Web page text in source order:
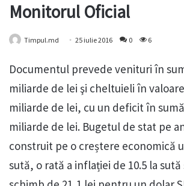
Monitorul Oficial
Timpul.md 25 iulie 2016 0 6
Documentul prevede venituri în
miliarde de lei şi cheltuieli în
miliarde de lei, cu un deficit în
miliarde de lei. Bugetul de stat pe
construit pe o creștere economică
sută, o rată a inflației de 10.5 la sută